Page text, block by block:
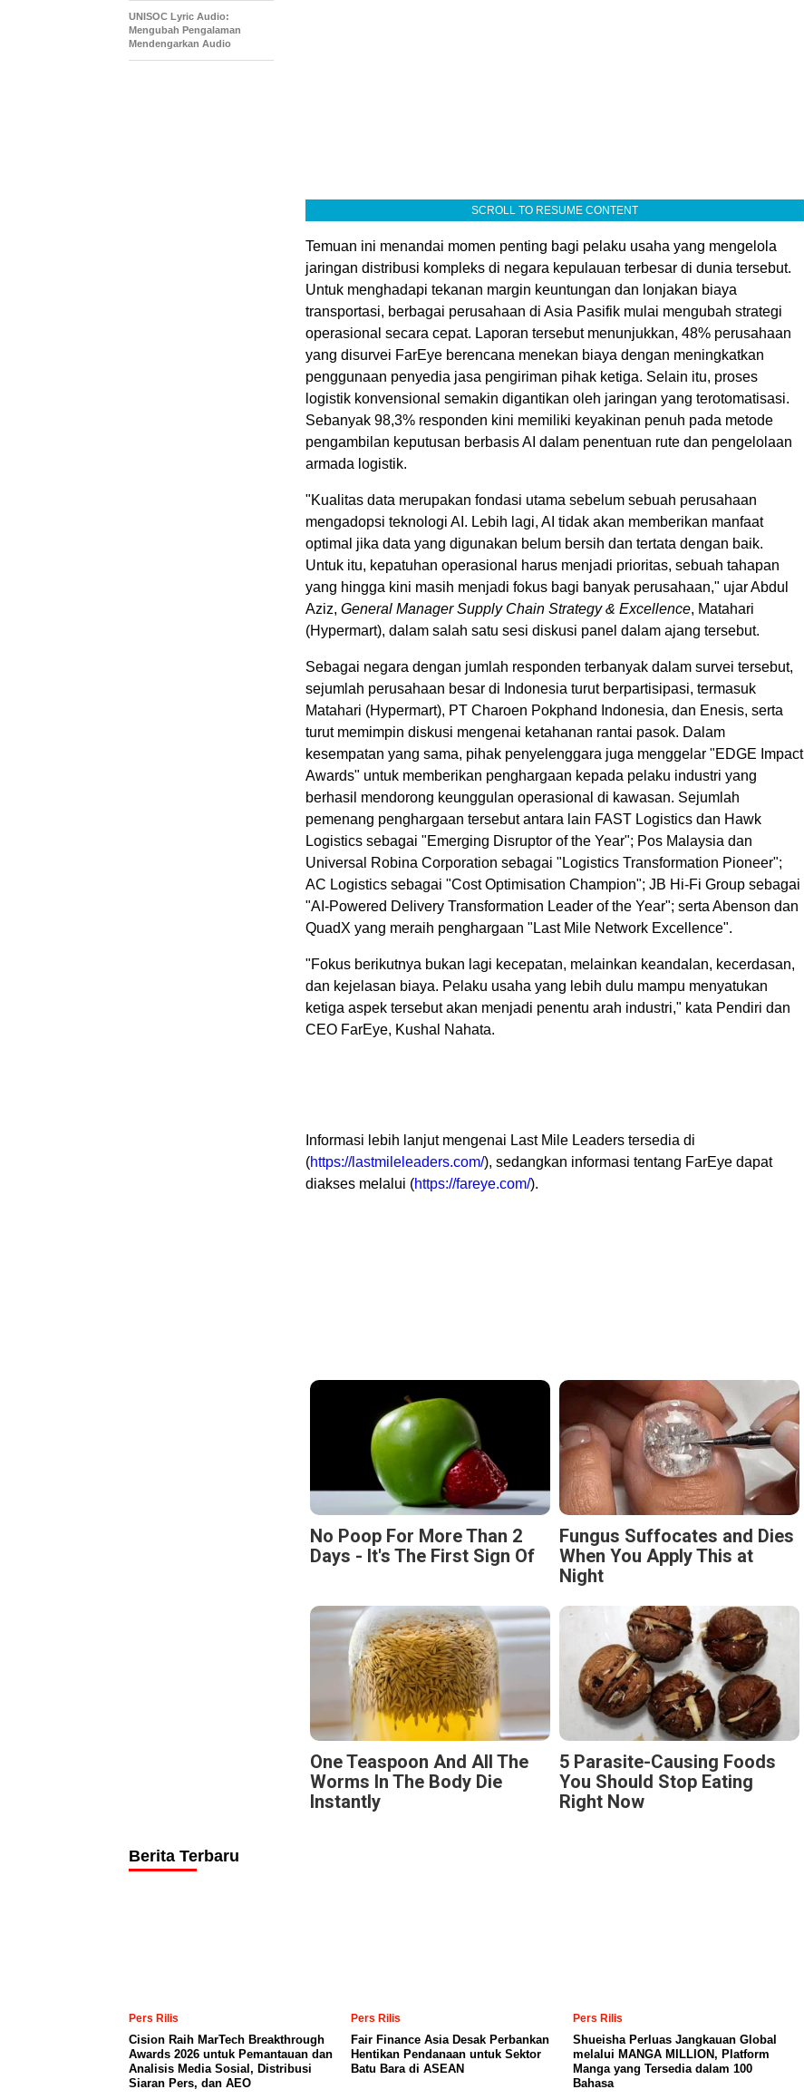
SCROLL TO RESUME CONTENT
Temuan ini menandai momen penting bagi pelaku usaha yang mengelola
jaringan distribusi kompleks di negara kepulauan terbesar di dunia tersebut.
Untuk menghadapi tekanan margin keuntungan dan lonjakan biaya
transportasi, berbagai perusahaan di Asia Pasifik mulai mengubah strategi
operasional secara cepat. Laporan tersebut menunjukkan, 48% perusahaan
yang disurvei FarEye berencana menekan biaya dengan meningkatkan
penggunaan penyedia jasa pengiriman pihak ketiga. Selain itu, proses
logistik konvensional semakin digantikan oleh jaringan yang terotomatisasi.
Sebanyak 98,3% responden kini memiliki keyakinan penuh pada metode
pengambilan keputusan berbasis AI dalam penentuan rute dan pengelolaan
armada logistik.
"Kualitas data merupakan fondasi utama sebelum sebuah perusahaan
mengadopsi teknologi AI. Lebih lagi, AI tidak akan memberikan manfaat
optimal jika data yang digunakan belum bersih dan tertata dengan baik.
Untuk itu, kepatuhan operasional harus menjadi prioritas, sebuah tahapan
yang hingga kini masih menjadi fokus bagi banyak perusahaan," ujar Abdul
Aziz, General Manager Supply Chain Strategy & Excellence, Matahari
(Hypermart), dalam salah satu sesi diskusi panel dalam ajang tersebut.
Sebagai negara dengan jumlah responden terbanyak dalam survei tersebut,
sejumlah perusahaan besar di Indonesia turut berpartisipasi, termasuk
Matahari (Hypermart), PT Charoen Pokphand Indonesia, dan Enesis, serta
turut memimpin diskusi mengenai ketahanan rantai pasok. Dalam
kesempatan yang sama, pihak penyelenggara juga menggelar "EDGE Impact
Awards" untuk memberikan penghargaan kepada pelaku industri yang
berhasil mendorong keunggulan operasional di kawasan. Sejumlah
pemenang penghargaan tersebut antara lain FAST Logistics dan Hawk
Logistics sebagai "Emerging Disruptor of the Year"; Pos Malaysia dan
Universal Robina Corporation sebagai "Logistics Transformation Pioneer";
AC Logistics sebagai "Cost Optimisation Champion"; JB Hi-Fi Group sebagai
"AI-Powered Delivery Transformation Leader of the Year"; serta Abenson dan
QuadX yang meraih penghargaan "Last Mile Network Excellence".
"Fokus berikutnya bukan lagi kecepatan, melainkan keandalan, kecerdasan,
dan kejelasan biaya. Pelaku usaha yang lebih dulu mampu menyatukan
ketiga aspek tersebut akan menjadi penentu arah industri," kata Pendiri dan
CEO FarEye, Kushal Nahata.
Informasi lebih lanjut mengenai Last Mile Leaders tersedia di
(https://lastmileleaders.com/), sedangkan informasi tentang FarEye dapat
diakses melalui (https://fareye.com/).
No Poop For More Than 2
Days - It's The First Sign Of
Fungus Suffocates and Dies
When You Apply This at
Night
One Teaspoon And All The
Worms In The Body Die
Instantly
5 Parasite-Causing Foods
You Should Stop Eating
Right Now
UNISOC Lyric Audio:
Mengubah Pengalaman
Mendengarkan Audio
Berita Terbaru
Pers Rilis
Cision Raih MarTech Breakthrough
Awards 2026 untuk Pemantauan dan
Analisis Media Sosial, Distribusi
Siaran Pers, dan AEO
Pers Rilis
Fair Finance Asia Desak Perbankan
Hentikan Pendanaan untuk Sektor
Batu Bara di ASEAN
Pers Rilis
Shueisha Perluas Jangkauan Global
melalui MANGA MILLION, Platform
Manga yang Tersedia dalam 100
Bahasa